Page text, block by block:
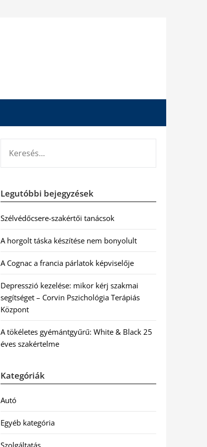
Legutóbbi bejegyzések
Szélvédőcsere-szakértői tanácsok
A horgolt táska készítése nem bonyolult
A Cognac a francia párlatok képviselője
Depresszió kezelése: mikor kérj szakmai
segítséget – Corvin Pszichológia Terápiás
Központ
A tökéletes gyémántgyűrű: White & Black 25
éves szakértelme
Kategóriák
Autó
Egyéb kategória
Szolgáltatás